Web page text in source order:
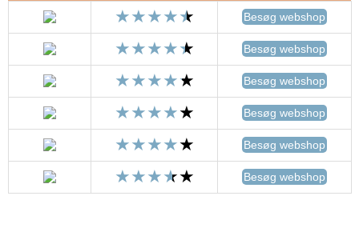
Besøg webshop
Besøg webshop
Besøg webshop
Besøg webshop
Besøg webshop
Besøg webshop